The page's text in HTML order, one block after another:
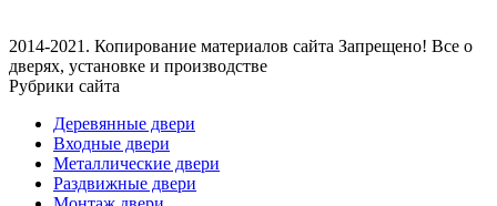
2014-2021. Копирование материалов сайта Запрещено! Все о
дверях, установке и производстве
Рубрики сайта
Деревянные двери
Входные двери
Металлические двери
Раздвижные двери